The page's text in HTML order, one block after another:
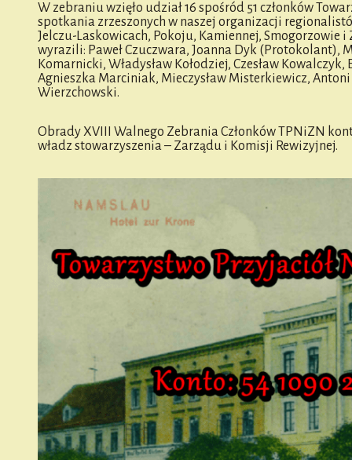
W zebraniu wzięło udział 16 spośród 51 członków
spotkania zrzeszonych w naszej organizacji
Jelczu-Laskowicach, Pokoju, Kamiennej, Smogorzowie
wyrazili: Paweł Czuczwara, Joanna Dyk (Protokolant),
Komarnicki, Władysław Kołodziej, Czesław
Agnieszka Marciniak, Mieczysław Misterkiewicz,
Wierzchowski.
Obrady XVIII Walnego Zebrania Członków TPNiZN
władz stowarzyszenia – Zarządu i Komisji Rewizyjnej.